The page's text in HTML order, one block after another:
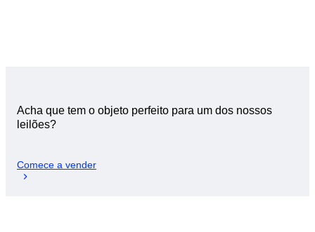
Acha que tem o objeto perfeito para um dos nossos
leilões?
Comece a vender